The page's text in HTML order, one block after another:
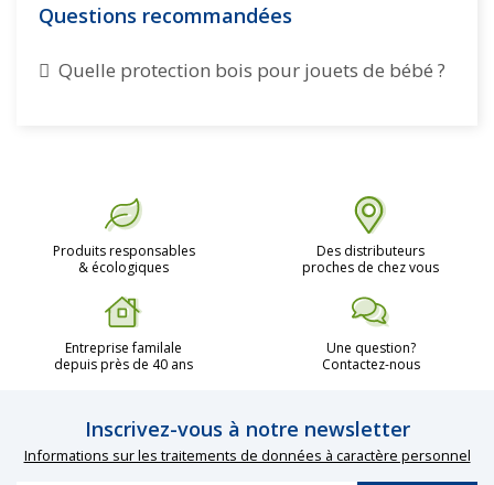
Questions recommandées
Quelle protection bois pour jouets de bébé ?
Produits responsables
& écologiques
Des distributeurs
proches de chez vous
Entreprise familale
depuis près de 40 ans
Une question?
Contactez-nous
Inscrivez-vous à notre newsletter
Informations sur les traitements de données à caractère personnel